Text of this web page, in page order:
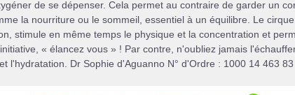
de se dépenser. Cela permet au contraire de garder un
la nourriture ou le sommeil, essentiel à un équilibre. Le
stimule en même temps le physique et la concentration et
« élancez vous » ! Par contre, n'oubliez jamais
l'hydratation. Dr Sophie d'Aguanno N° d'Ordre : 1000 14 463 83